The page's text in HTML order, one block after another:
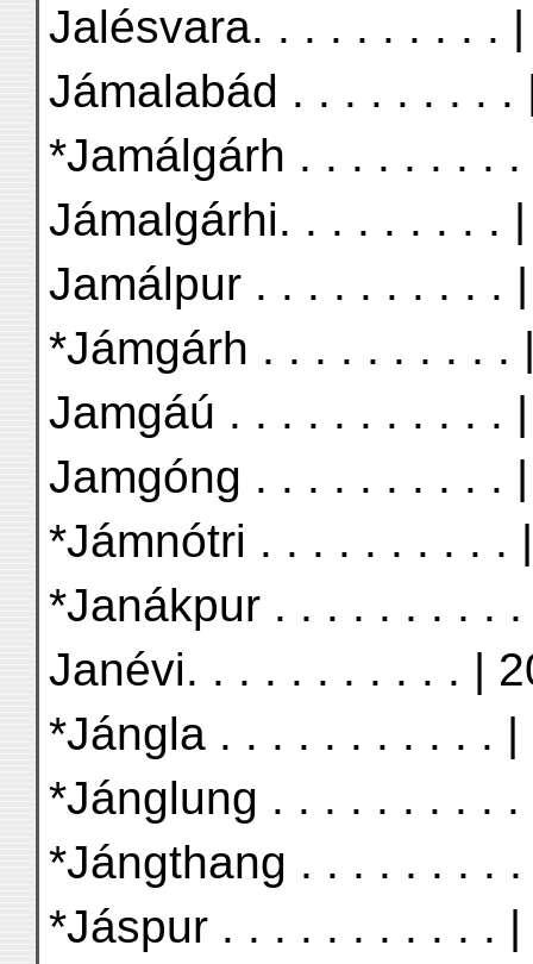
Jalésvara. . . . . . . . . .
Jámalabád . . . . . . . . .
*Jamálgárh . . . . . . . .
Jámalgárhi. . . . . . . . .
Jamálpur . . . . . . . . . .
*Jámgárh . . . . . . . . . .
Jamgáú . . . . . . . . . . .
Jamgóng . . . . . . . . . .
*Jámnótri . . . . . . . . . .
*Janákpur . . . . . . . . .
Janévi. . . . . . . . . . . |
*Jángla . . . . . . . . . . . |
*Jánglung . . . . . . . . . .
*Jángthang . . . . . . . .
*Jáspur . . . . . . . . . . .